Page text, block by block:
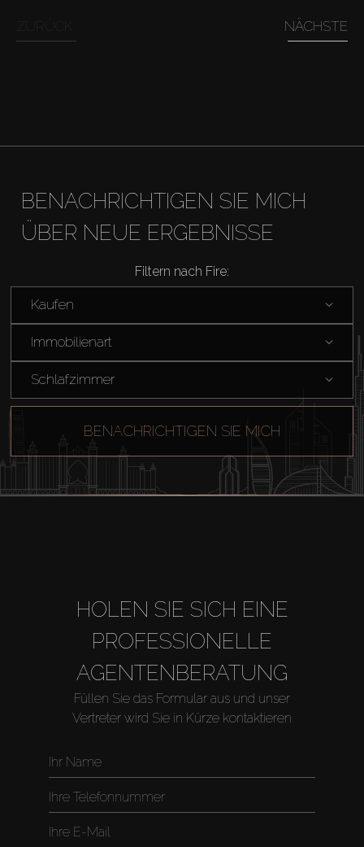
Miete
Off-Plan
Agenten
About Us
NÄCHSTE
BENACHRICHTIGEN SIE MICH
ÜBER NEUE ERGEBNISSE
Filtern nach Fire:
Kaufen
Immobilienart
Schlafzimmer
BENACHRICHTIGEN SIE MICH
HOLEN SIE SICH EINE
PROFESSIONELLE
AGENTENBERATUNG
Füllen Sie das Formular aus und unser
Vertreter wird Sie in Kürze kontaktieren